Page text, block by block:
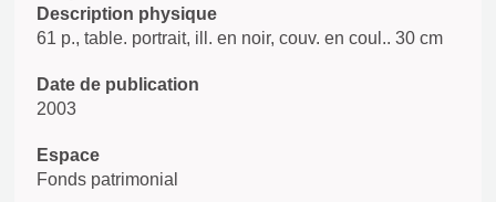
Description physique
61 p., table. portrait, ill. en noir, couv. en coul.. 30 cm
Date de publication
2003
Espace
Fonds patrimonial